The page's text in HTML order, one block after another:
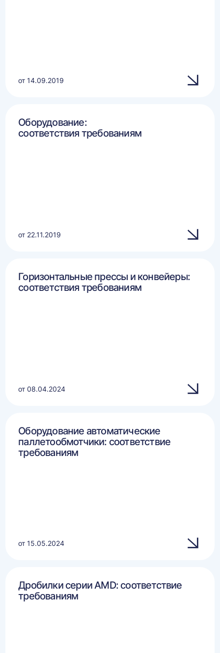
от 14.09.2019
Оборудование:
соответствия требованиям
от 22.11.2019
Горизонтальные прессы и конвейеры:
соответствия требованиям
от 08.04.2024
Оборудование автоматические
паллетообмотчики: соответствие
требованиям
от 15.05.2024
Дробилки серии AMD: соответствие
требованиям